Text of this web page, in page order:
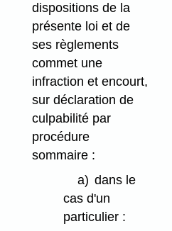
dispositions de la
présente loi et de
ses règlements
commet une
infraction et encourt,
sur déclaration de
culpabilité par
procédure
sommaire :
a) dans le
cas d'un
particulier :